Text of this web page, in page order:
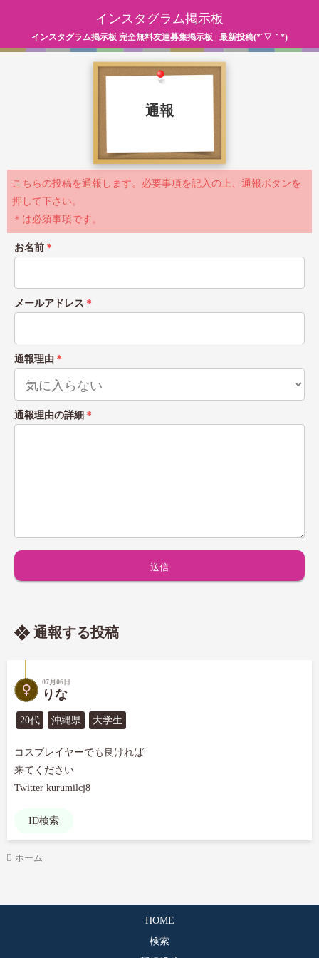
インスタグラム掲示板
インスタグラム掲示板 完全無料友達募集掲示板 | 最新投稿(*´▽｀*)
通報
こちらの投稿を通報します。必要事項を記入の上、通報ボタンを
押して下さい。
＊は必須事項です。
お名前 ＊
メールアドレス ＊
通報理由 ＊
通報理由の詳細 ＊
通報する投稿
07月06日
りな
20代 沖縄県 大学生
コスプレイヤーでも良ければ
来てください
Twitter kurumilcj8
ID検索
ホーム
HOME
検索